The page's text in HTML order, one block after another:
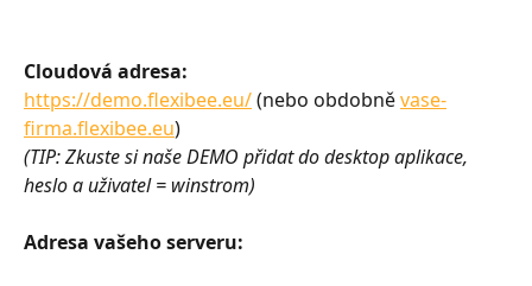
Cloudová adresa:
https://demo.flexibee.eu/ (nebo obdobně vase-
firma.flexibee.eu)
(TIP: Zkuste si naše DEMO přidat do desktop aplikace,
heslo a uživatel = winstrom)
Adresa vašeho serveru: